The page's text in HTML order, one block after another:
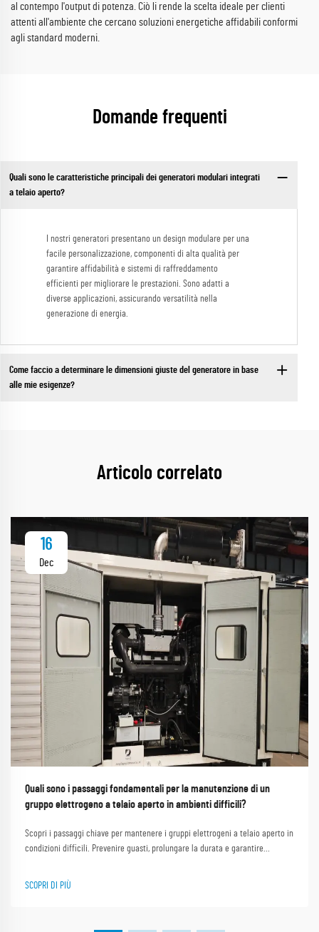
al contempo l'output di potenza. Ciò li rende la scelta ideale per clienti
attenti all'ambiente che cercano soluzioni energetiche affidabili conformi
agli standard moderni.
Domande frequenti
Quali sono le caratteristiche principali dei generatori modulari integrati
a telaio aperto?
I nostri generatori presentano un design modulare per una
facile personalizzazione, componenti di alta qualità per
garantire affidabilità e sistemi di raffreddamento
efficienti per migliorare le prestazioni. Sono adatti a
diverse applicazioni, assicurando versatilità nella
generazione di energia.
Come faccio a determinare le dimensioni giuste del generatore in base
alle mie esigenze?
Articolo correlato
16
Dec
Quali sono i passaggi fondamentali per la manutenzione di un
gruppo elettrogeno a telaio aperto in ambienti difficili?
Scopri i passaggi chiave per mantenere i gruppi elettrogeni a telaio aperto in
condizioni difficili. Prevenire guasti, prolungare la durata e garantire
SCOPRI DI PIÙ